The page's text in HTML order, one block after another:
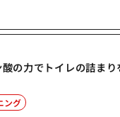
の力でトイレの詰ま
ング